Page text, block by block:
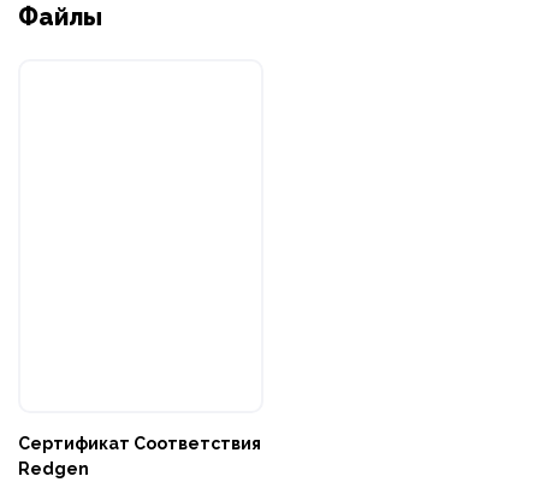
Файлы
Сертификат Соответствия
Redgen